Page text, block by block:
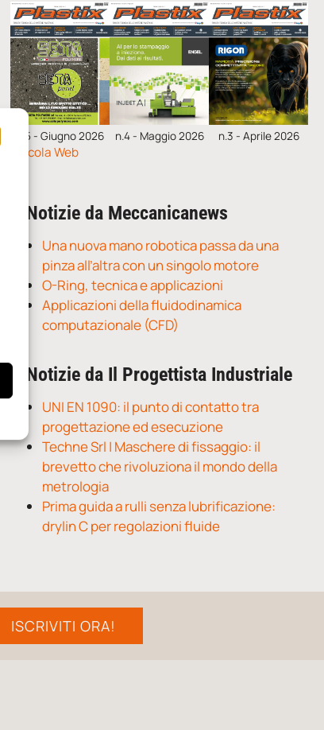
n.5 - Giugno 2026 n.4 - Maggio 2026 n.3 - Aprile 2026
Edicola Web
Notizie da Meccanicanews
Una nuova mano robotica passa da una
pinza all’altra con un singolo motore
O-Ring, tecnica e applicazioni
Applicazioni della fluidodinamica
computazionale (CFD)
Notizie da Il Progettista Industriale
UNI EN 1090: il punto di contatto tra
progettazione ed esecuzione
Techne Srl | Maschere di fissaggio: il
brevetto che rivoluziona il mondo della
metrologia
Prima guida a rulli senza lubrificazione:
drylin C per regolazioni fluide
ISCRIVITI ORA!